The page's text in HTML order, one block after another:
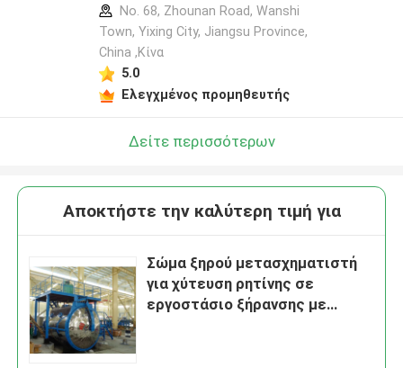
No. 68, Zhounan Road, Wanshi
Town, Yixing City, Jiangsu Province,
China ,Κίνα
5.0
Ελεγχμένος προμηθευτής
Δείτε περισσότερων
Αποκτήστε την καλύτερη τιμή για
Σώμα ξηρού μετασχηματιστή
για χύτευση ρητίνης σε
εργοστάσιο ξήρανσης με